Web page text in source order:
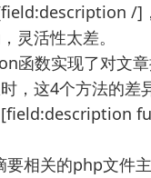
/]
灵活性太差。
函数实现了对文
，这4个方法的
相关的php文件主